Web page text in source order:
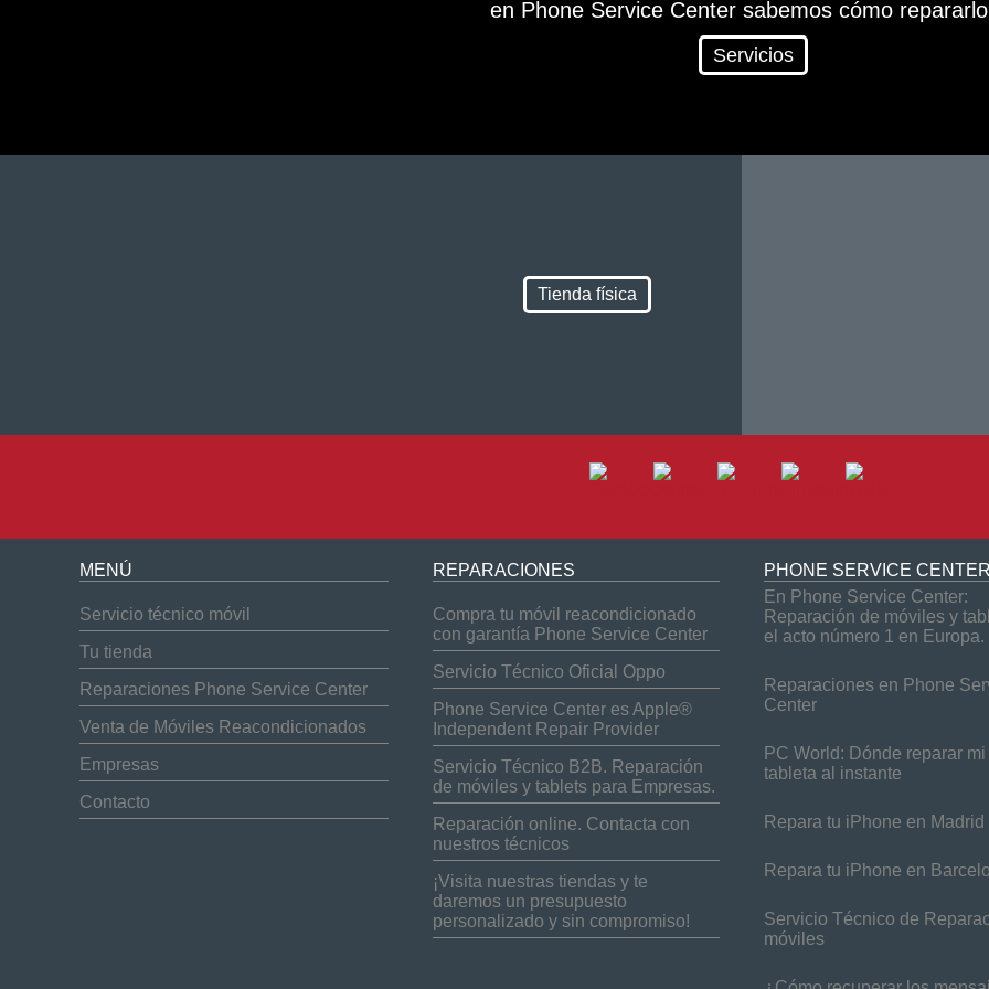
en Phone Service Center sabemos cómo
Servicios
Tienda física
MENÚ
Servicio técnico móvil
Tu tienda
Reparaciones Phone Service Center
Venta de Móviles Reacondicionados
Empresas
Contacto
REPARACIONES
Compra tu móvil reacondicionado
con garantía Phone Service Center
Servicio Técnico Oficial Oppo
Phone Service Center es Apple®
Independent Repair Provider
Servicio Técnico B2B. Reparación
de móviles y tablets para Empresas.
Reparación online. Contacta con
nuestros técnicos
¡Visita nuestras tiendas y te
daremos un presupuesto
personalizado y sin compromiso!
PHONE SERVICE CENTER
En Phone Service Center:
Reparación de móviles y
el acto número 1 en Europa.
Reparaciones en Phone
Center
PC World: Dónde reparar
tableta al instante
Repara tu iPhone en Madrid
Repara tu iPhone en
Servicio Técnico de
móviles